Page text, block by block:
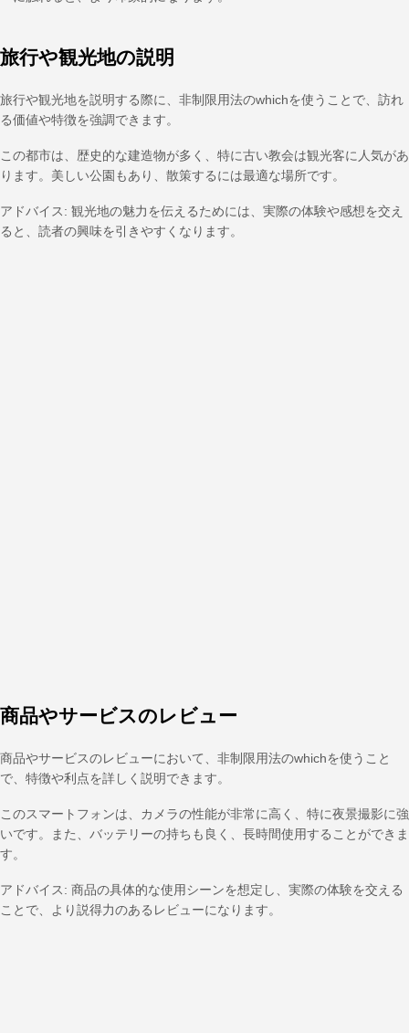
旅行や観光地の説明
旅行や観光地を説明する際に、非制限用法のwhichを使うことで、訪れ
る価値や特徴を強調できます。
この都市は、歴史的な建造物が多く、特に古い教会は観光客に人気があ
ります。美しい公園もあり、散策するには最適な場所です。
アドバイス: 観光地の魅力を伝えるためには、実際の体験や感想を交え
ると、読者の興味を引きやすくなります。
商品やサービスのレビュー
商品やサービスのレビューにおいて、非制限用法のwhichを使うこと
で、特徴や利点を詳しく説明できます。
このスマートフォンは、カメラの性能が非常に高く、特に夜景撮影に強
いです。また、バッテリーの持ちも良く、長時間使用することができま
す。
アドバイス: 商品の具体的な使用シーンを想定し、実際の体験を交える
ことで、より説得力のあるレビューになります。